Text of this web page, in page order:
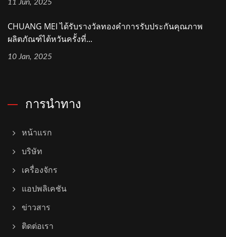
11 Jun, 2025
CHUANG MEI ได้รับรางวัลทองคำการรับประกันคุณภาพ
ผลิตภัณฑ์ไต้หวันครั้งที่...
10 Jan, 2025
การนำทาง
หน้าแรก
บริษัท
เครื่องจักร
แอปพลิเคชัน
ข่าวสาร
ติดต่อเรา